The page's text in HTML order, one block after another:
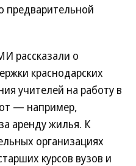
предварительной
рассказали о
краснодарских
учителей на работу в
— например,
аренду жилья. К
организациях
курсов вузов и